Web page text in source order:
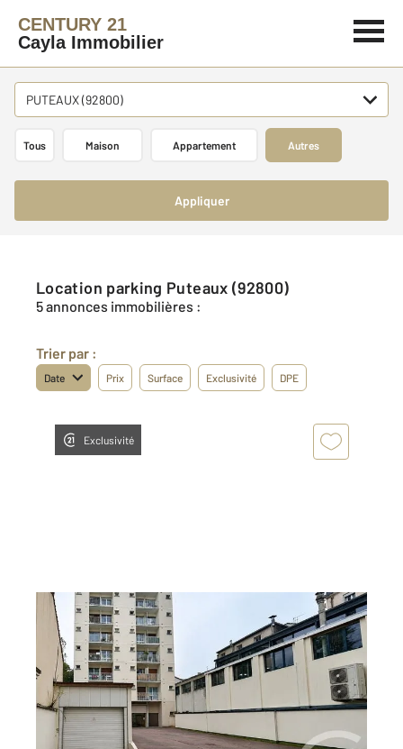
CENTURY 21
Cayla Immobilier
PUTEAUX (92800)
Tous Maison Appartement Autres
Appliquer
Location parking Puteaux (92800)
5 annonces immobilières :
Trier par :
Date Prix Surface Exclusivité DPE
Exclusivité
PUTEAUX 92
10 m
Ref : 16749
Parking à louer
70 €
par mois charges comprises